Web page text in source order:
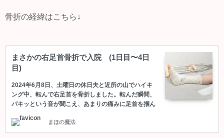
骨折の経緯はこちら↓
まさかの右足首骨折で入院 (1日目〜4日
目)
2024年6月8日、土曜日の休日夫と近所の山でハイキ
ング中、転んで右足首を骨折しました。転んだ瞬間、
パキッという音が聞こえ、あまりの痛みに足首を掴ん
夫に支えてもらって、立ち上がった瞬間、脳天まで痛
みがかけぬけ、冷や汗と吐気、血の気が引き、崩れる
まほの魔法